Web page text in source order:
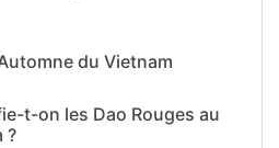
du Vietnam
t-on les Dao Rouges au
?